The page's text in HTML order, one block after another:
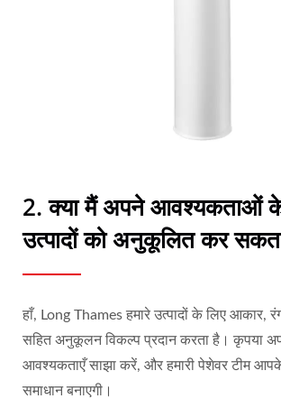
2. क्या मैं अपने आवश्यकताओं
उत्पादों को अनुकूलित कर
हाँ, Long Thames हमारे उत्पादों के लिए आकार,
सहित अनुकूलन विकल्प प्रदान करता है। कृपया
आवश्यकताएँ साझा करें, और हमारी पेशेवर टीम
समाधान बनाएगी।